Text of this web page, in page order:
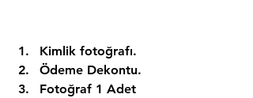
Kimlik fotoğrafı.
Ödeme Dekontu.
Fotoğraf 1 Adet